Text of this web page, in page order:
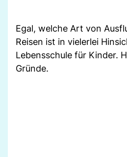
Egal, welche Art von
Reisen ist in vielerlei
Lebensschule für Kinder.
Gründe.